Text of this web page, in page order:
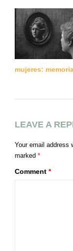
mujeres:
LEAVE A
Your email address
marked *
Comment *